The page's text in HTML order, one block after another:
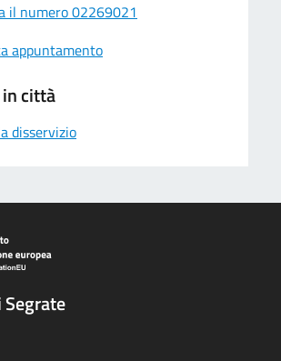
il numero 02269021
appuntamento
città
disservizio